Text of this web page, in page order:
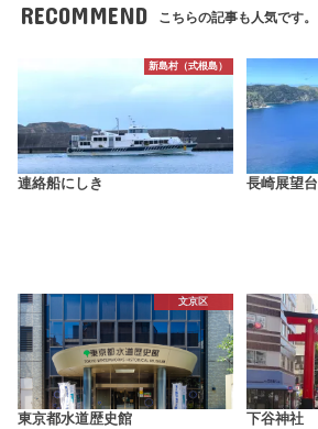
RECOMMEND こちらの記事も人気です。
新島村（式根島）
連絡船にしき 長崎展望台
文京区
東京都水道歴史館 下谷神社